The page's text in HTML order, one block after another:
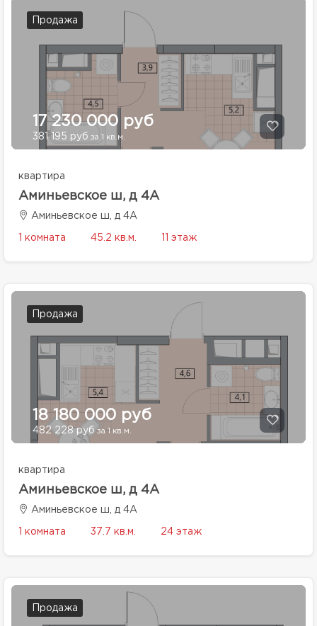
Продажа
17 230 000 руб
381 195 руб за 1 кв.м.
квартира
Аминьевское ш, д 4А
Аминьевское ш, д 4А
1 комната 45.2 кв.м. 11 этаж
Продажа
18 180 000 руб
482 228 рубза 1 кв.м.
квартира
Аминьевское ш, д 4А
Аминьевское ш, д 4А
1 комната 37.7 кв.м. 24 этаж
Продажа